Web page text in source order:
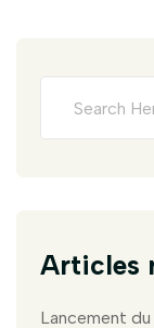
Articles
Lancement